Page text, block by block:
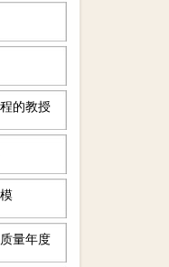
的教授
量年度